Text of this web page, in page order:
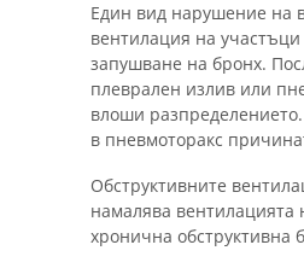
Един вид нарушение на
вентилация на
запушване на бронх.
плеврален излив или
влоши
в пневмоторакс
Обструктивните
намалява вентилацията
хронична обструктивна